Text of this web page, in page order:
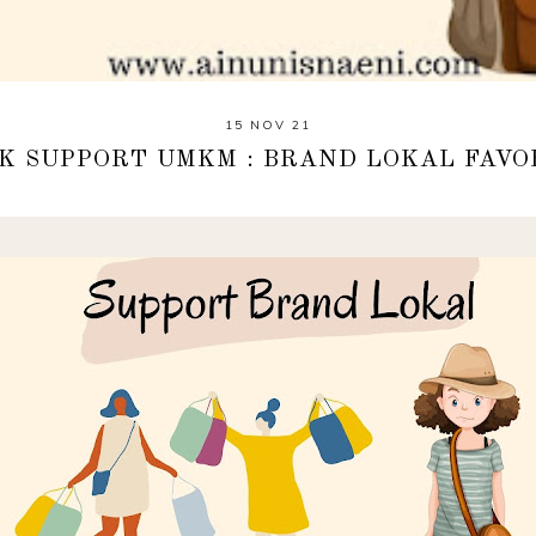
15 NOV 21
SUPPORT UMKM : BRAND LOKAL